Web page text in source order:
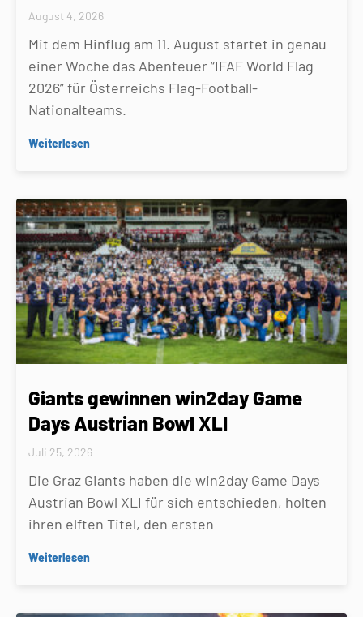
August 4, 2026
Mit dem Hinflug am 11. August startet in genau
einer Woche das Abenteuer “IFAF World Flag
2026” für Österreichs Flag-Football-
Nationalteams.
Weiterlesen
Giants gewinnen win2day Game
Days Austrian Bowl XLI
Juli 25, 2026
Die Graz Giants haben die win2day Game Days
Austrian Bowl XLI für sich entschieden, holten
ihren elften Titel, den ersten
Weiterlesen